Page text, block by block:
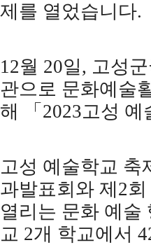
제를 열었습니다.
12월 20일, 고성
관으로 문화예술
해
「 2023고성 예
고성 예술학교 축
과발표회와 제 2
열리는 문화 예
교 2개 학교에서